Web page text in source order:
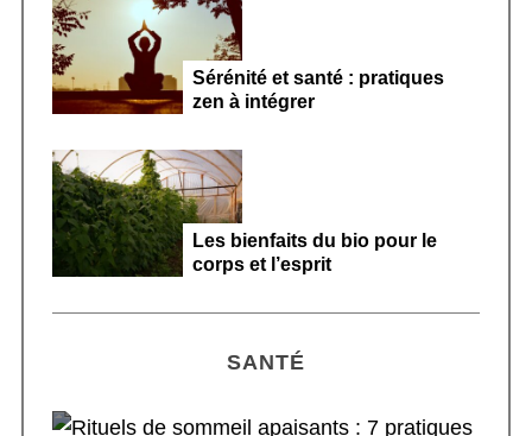
Sérénité et santé : pratiques
zen à intégrer
Les bienfaits du bio pour le
corps et l’esprit
SANTÉ